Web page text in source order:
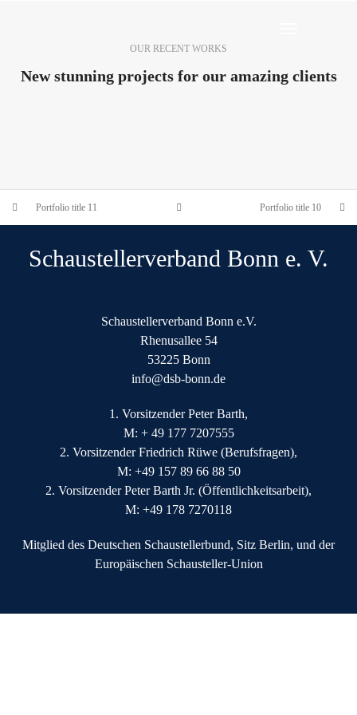
OUR RECENT WORKS
New stunning projects for our amazing clients
BRANDING AND IDENTITY
BRANDING AND IDENTITY
Portfolio title 11 Portfolio title 10
Schaustellerverband Bonn e. V.
Schaustellerverband Bonn e.V.
Rhenusallee 54
53225 Bonn
info@dsb-bonn.de
1. Vorsitzender Peter Barth,
M: + 49 177 7207555
2. Vorsitzender Friedrich Rüwe (Berufsfragen),
M: +49 157 89 66 88 50
2. Vorsitzender Peter Barth Jr. (Öffentlichkeitsarbeit),
M: +49 178 7270118
Mitglied des Deutschen Schaustellerbund, Sitz Berlin, und der
Europäischen Schausteller-Union